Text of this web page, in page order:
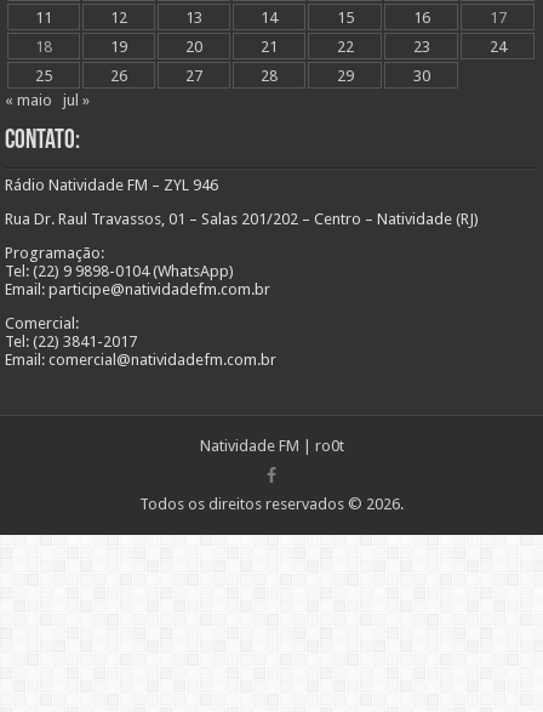
11
12 13 14 15 16
17
18
19 20 21 22 23
24
25
26 27 28 29
30
« maio
jul »
Contato:
Rádio Natividade FM – ZYL 946
Rua Dr. Raul Travassos, 01 – Salas 201/202 – Centro – Natividade (RJ)
Programação:
Tel: (22) 9 9898-0104 (WhatsApp)
Email: participe@natividadefm.com.br
Comercial:
Tel: (22) 3841-2017
Email: comercial@natividadefm.com.br
Natividade FM ro0t
Todos os direitos reservados © 2026.